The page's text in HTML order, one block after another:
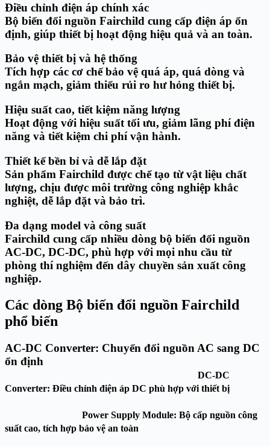
Điều chỉnh điện áp chính xác
Bộ biến đổi nguồn Fairchild cung cấp điện áp ổn
định, giúp thiết bị hoạt động hiệu quả và an toàn.
Bảo vệ thiết bị và hệ thống
Tích hợp các cơ chế bảo vệ quá áp, quá dòng và
ngắn mạch, giảm thiểu rủi ro hư hỏng thiết bị.
Hiệu suất cao, tiết kiệm năng lượng
Hoạt động với hiệu suất tối ưu, giảm lãng phí điện
năng và tiết kiệm chi phí vận hành.
Thiết kế bền bỉ và dễ lắp đặt
Sản phẩm Fairchild được chế tạo từ vật liệu chất
lượng, chịu được môi trường công nghiệp khắc
nghiệt, dễ lắp đặt và bảo trì.
Đa dạng model và công suất
Fairchild cung cấp nhiều dòng bộ biến đổi nguồn
AC-DC, DC-DC, phù hợp với mọi nhu cầu từ
phòng thí nghiệm đến dây chuyền sản xuất công
nghiệp.
Các dòng Bộ biến đổi nguồn Fairchild
phổ biến
AC-DC Converter: Chuyển đổi nguồn AC sang DC
ổn định
DC-DC
Converter: Điều chỉnh điện áp DC phù hợp với thiết bị
Power Supply Module: Bộ cấp nguồn công
suất cao, tích hợp bảo vệ an toàn